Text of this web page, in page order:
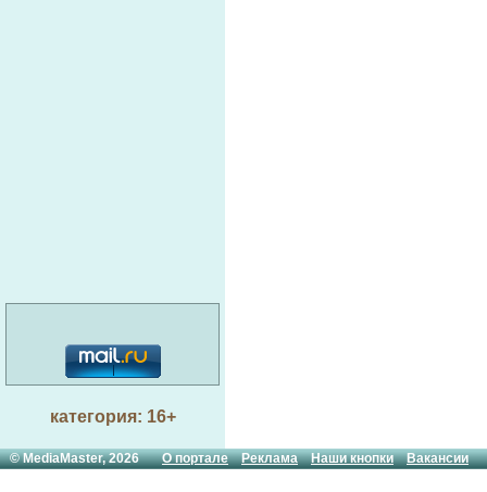
категория: 16+
© MediaMaster, 2026О портале Реклама Наши кнопки Вакансии